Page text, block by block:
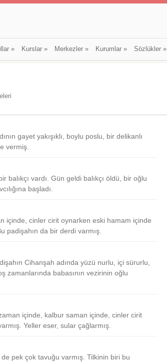
» Kurslar» Merkezler» Kurumlar» Sözlükler»
gayet yakışıklı, boylu poslu, bir delikanlı
vermiş.
vardı. Gün geldi balıkçı öldü, bir oğlu
başladı.
içinde, cinler cirit oynarken eski hamam içinde
padişahın da bir derdi varmış.
Cihanşah adında yüzü nurlu, içi sürurlu,
zamanlarında babasının vezirinin oğlu
içinde, kalbur saman içinde, cinler cirit
Yeller eser, sular çağlarmış.
pek çok tavuğu varmış. Tilkinin biri bu